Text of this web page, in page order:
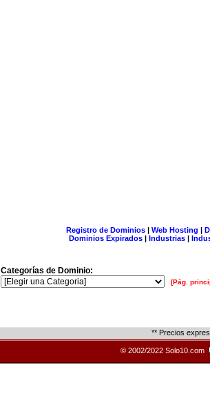
Registro de Dominios| Web Hosting |
Dominios Expirados | Industrias |
Categorías de Dominio:
[Pág.
** Precios
© 2002/2022 Solo10.com